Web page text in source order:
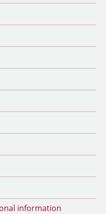
information